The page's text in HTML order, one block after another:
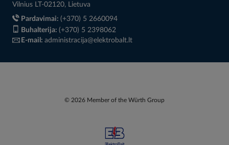
Vilnius LT-02120, Lietuva
Pardavimai: (+370) 5 2660094
Buhalterija: (+370) 5 2398062
E-mail: administracija@elektrobalt.lt
© 2026 Member of the Würth Group